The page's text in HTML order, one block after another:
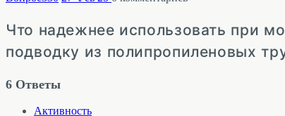
Что надежнее использовать при
подводку из полипропиленовых
6 Ответы
Активность